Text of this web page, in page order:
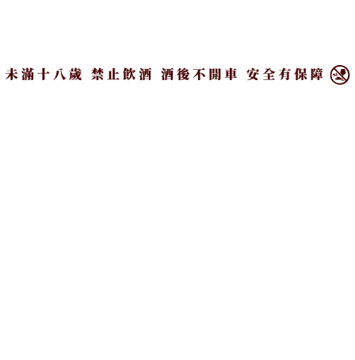
米法國白蘭地至臻系列-頂級調和#1」由首席女性調酒